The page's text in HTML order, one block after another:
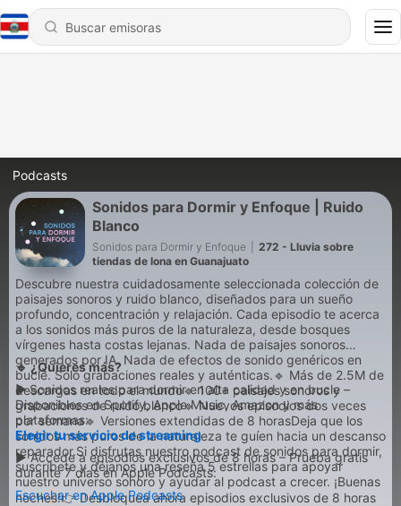
Podcasts
Sonidos para Dormir y Enfoque | Ruido
Blanco
Sonidos para Dormir y Enfoque
272 - Lluvia sobre
tiendas de lona en Guanajuato
Descubre nuestra cuidadosamente seleccionada colección de
paisajes sonoros y ruido blanco, diseñados para un sueño
profundo, concentración y relajación. Cada episodio te acerca
a los sonidos más puros de la naturaleza, desde bosques
vírgenes hasta costas lejanas. Nada de paisajes sonoros
generados por IA. Nada de efectos de sonido genéricos en
bucle. Solo grabaciones reales y auténticas.🔹 Más de 2.5M de
descargas en todo el mundo🔹 100+ paisajes sonoros y
grabaciones de ruido blanco🔹 Nuevos episodios dos veces
por semana🔹 Versiones extendidas de 8 horasDeja que los
sonidos más puros de la naturaleza te guíen hacia un descanso
reparador.Si disfrutas nuestro podcast de sonidos para dormir,
suscríbete y déjanos una reseña 5 estrellas para apoyar
nuestro universo sonoro y ayudar al podcast a crecer. ¡Buenas
noches!👉 Desbloquea ahora episodios exclusivos de 8 horas
🔹 ¿Quieres más?
▶Sonidos reales para dormir en alta calidad y en bucle –
Disponibles en Spotify, Apple Music, Amazon y más
plataformas:
Elegir tu servicio de streaming
▶ Accede a episodios exclusivos de 8 horas – Prueba gratis
durante 7 días en Apple Podcasts:
Escuchar en Apple Podcasts